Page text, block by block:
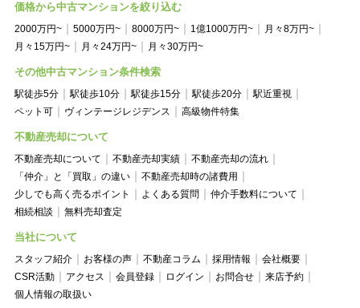
価格から中古マンションを絞り込む
2000万円~ 5000万円~ 8000万円~ 1億1000万円~
月々8万円~
月々15万円~
月々24万円~ 月々30万円~
その他中古マンション条件検索
駅徒歩5分 駅徒歩10分 駅徒歩15分 駅徒歩20分
駅近重視
ペット可
ヴィンテージレジデンス 高級物件特集
不動産売却について
不動産売却について 不動産売却実績
不動産売却の流れ
「仲介」と「買取」の違い
不動産売却時の諸費用
少しでも高く売るポイント
よくある質問
仲介手数料について
相続相談
無料売却査定
当社について
スタッフ紹介 お客様の声 不動産コラム 採用情報
会社概要
CSR活動
アクセス 会員登録 ログイン お問合せ
来店予約
個人情報の取扱い